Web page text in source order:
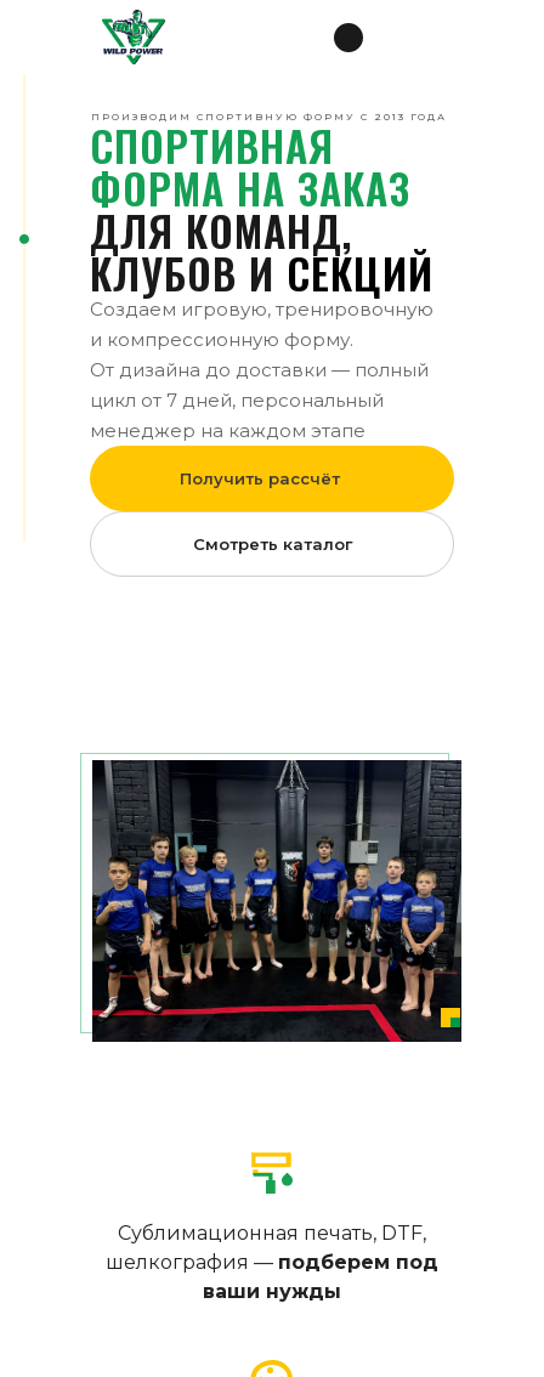
ПРОИЗВОДИМ СПОРТИВНУЮ ФОРМУ С 2013 ГОДА
СПОРТИВНАЯ
ФОРМА НА ЗАКАЗ
ДЛЯ КОМАНД,
КЛУБОВ И СЕКЦИЙ
Создаем игровую, тренировочную
и компрессионную форму.
От дизайна до доставки — полный
цикл от 7 дней, персональный
менеджер на каждом этапе
Получить рассчёт
Смотреть каталог
Сублимационная печать, DTF,
шелкография — подберем под
ваши нужды